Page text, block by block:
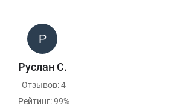
Руслан С.
Отзывов: 4
Рейтинг: 99%